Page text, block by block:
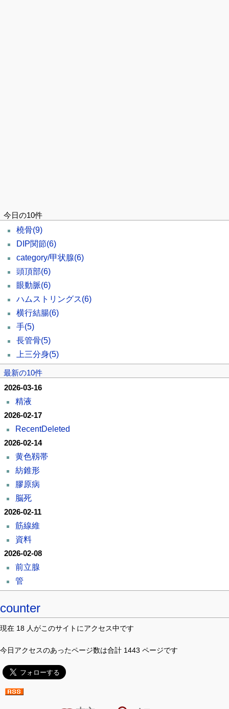
今日の10件
橈骨(9)
DIP関節(6)
category/甲状腺(6)
頭頂部(6)
眼動脈(6)
ハムストリングス(6)
横行結腸(6)
手(5)
長管骨(5)
上三分身(5)
最新の10件
2026-03-16
精液
2026-02-17
RecentDeleted
2026-02-14
黄色靱帯
紡錐形
膠原病
脳死
2026-02-11
筋線維
資料
2026-02-08
前立腺
管
counter
現在 18 人がこのサイトにアクセス中です
今日アクセスのあったページ数は合計 1443 ページです